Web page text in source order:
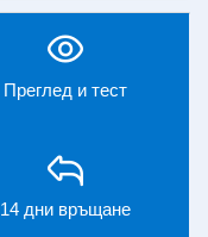
Преглед и тест
14 дни връщане